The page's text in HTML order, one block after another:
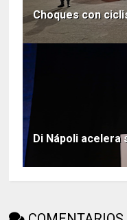
Choques con
Di Nápoli acelera